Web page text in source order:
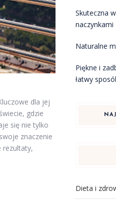
dla jej
gdzie
się nie tylko
znaczenie
rezultaty,
Skuteczna
naczynkami
Naturalne
Piękne i
łatwy
Dieta i